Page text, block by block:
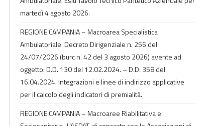
martedì 4 agosto 2026.
REGIONE CAMPANIA – Macroarea Specialistica
Ambulatoriale. Decreto Dirigenziale n. 256 del
24/07/2026 (burc n. 42 del 3 agosto 2026) avente ad
oggetto: D.D. 130 del 12.02.2024. – D.D. 358 del
16.04.2024. Integrazioni e linee di indirizzo applicative
per il calcolo degli indicatori di premialità.
REGIONE CAMPANIA – Macroaree Riabilitativa e